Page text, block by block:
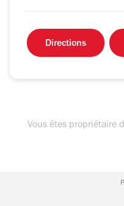
Directions
Vous êtes propriétaire